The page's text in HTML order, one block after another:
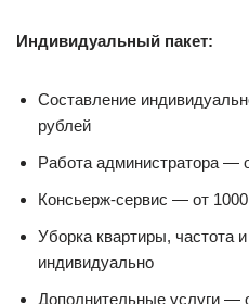
Индивидуальный пакет:
Составление
рублей
Работа администратора —
Консьерж-сервис — от
Уборка квартиры, частота
индивидуально
Дополнительные услуги —